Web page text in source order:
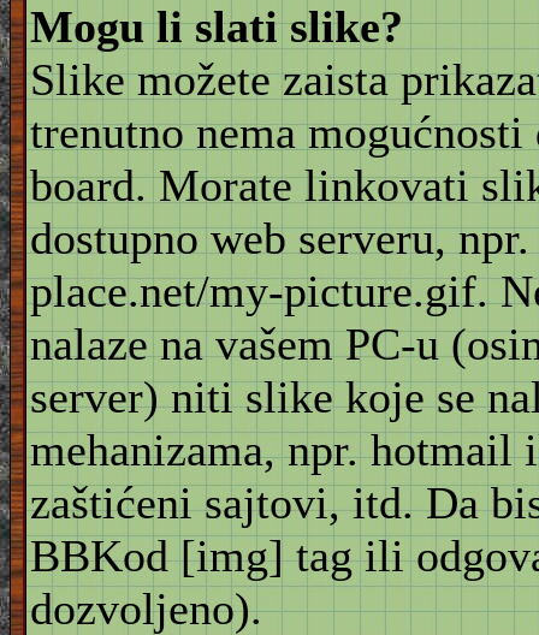
Mogu li slati slike?
Slike možete zaista
trenutno nema
board. Morate linkovati
dostupno web serveru,
place.net/my-picture.gif.
nalaze na vašem PC-u
server) niti slike koje se
mehanizama, npr.
zaštićeni sajtovi, itd. Da
BBKod [img] tag ili
dozvoljeno).